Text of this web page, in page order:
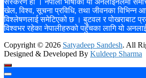
संस्करण हो । नेपाली भाषाको यो अनलाईनलमा
खेल, विश्व, सूचना प्रविधि, तथा जीवनका विभिन्न
विश्लेषणलाई समेटिएको छ । बुटवल र पोखराबाट
विश्वभर रहेका नेपालीहरुको पहुँचका लागि यो
Copyright © 2026 Satyadeep Sandesh. All
Designed & Developed By Kuldeep Sharma